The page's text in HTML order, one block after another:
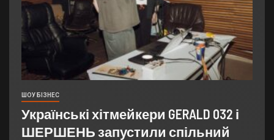
ШОУ БІЗНЕС
Українські хітмейкери GERALD 032 і
ШЕРШЕНЬ запустили спільний